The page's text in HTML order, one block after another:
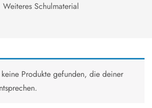
Weiteres Schulmaterial
keine Produkte gefunden, die deiner